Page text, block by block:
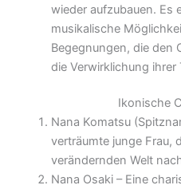
wieder aufzubauen. Es
musikalische
Begegnungen, die den
die Verwirklichung ihrer
Ikonische
Nana Komatsu
verträumte junge Frau,
verändernden Welt
Nana Osaki – Eine